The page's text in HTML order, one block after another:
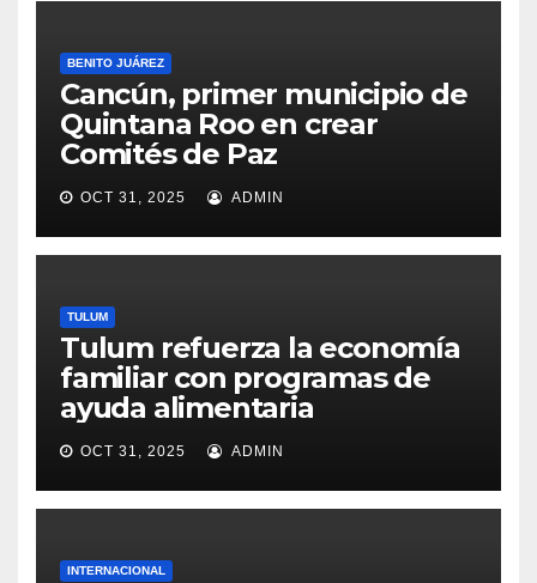
BENITO JUÁREZ
Cancún, primer municipio de
Quintana Roo en crear
Comités de Paz
OCT 31, 2025 ADMIN
TULUM
Tulum refuerza la economía
familiar con programas de
ayuda alimentaria
OCT 31, 2025 ADMIN
INTERNACIONAL